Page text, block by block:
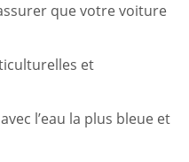
que votre voiture
et
l’eau la plus bleue et